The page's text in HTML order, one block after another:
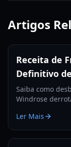
Artigos
Receita de
Definitivo
Saiba como
Windrose
de Ferro.
Ler Mais